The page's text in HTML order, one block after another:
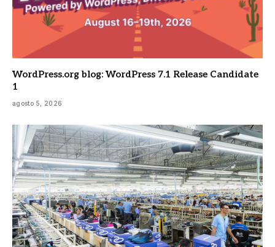
WordPress.org blog: WordPress 7.1 Release Candidate
1
agosto 5, 2026